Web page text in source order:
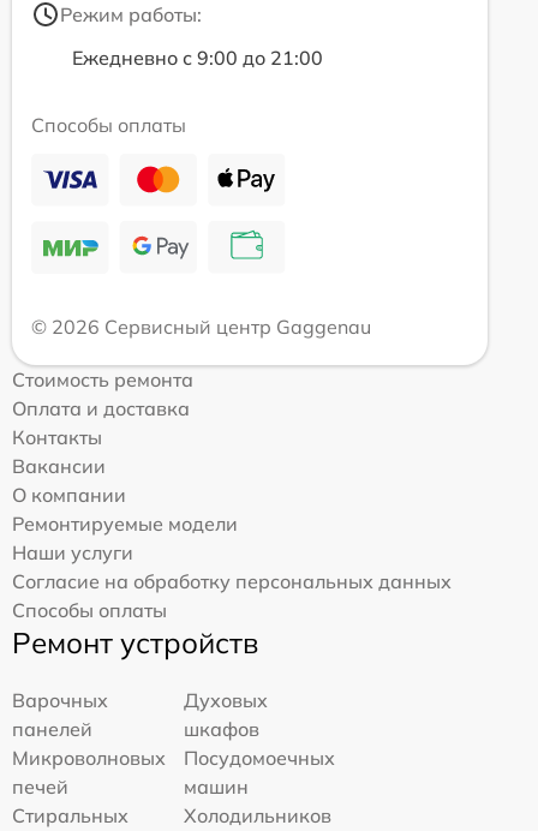
Режим работы:
Ежедневно с 9:00 до 21:00
Способы оплаты
© 2026 Сервисный центр Gaggenau
Стоимость ремонта
Оплата и доставка
Контакты
Вакансии
О компании
Ремонтируемые модели
Наши услуги
Согласие на обработку персональных данных
Способы оплаты
Ремонт устройств
Варочных
панелей
Духовых
шкафов
Микроволновых
печей
Посудомоечных
машин
Стиральных
Холодильников